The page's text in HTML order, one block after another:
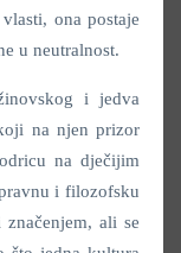
ona postaje
u neutralnost.
i jedva
na njen prizor
na dječijim
i filozofsku
ali se